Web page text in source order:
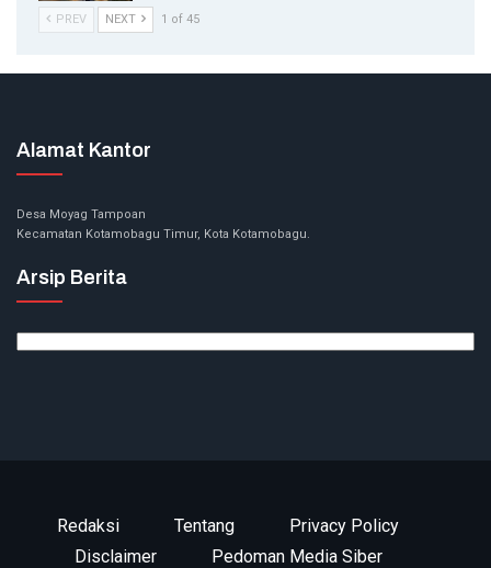
PREV NEXT 1 of 45
Alamat Kantor
Desa Moyag Tampoan
Kecamatan Kotamobagu Timur, Kota Kotamobagu.
Arsip Berita
Redaksi Tentang
Privacy Policy
Disclaimer
Pedoman Media Siber